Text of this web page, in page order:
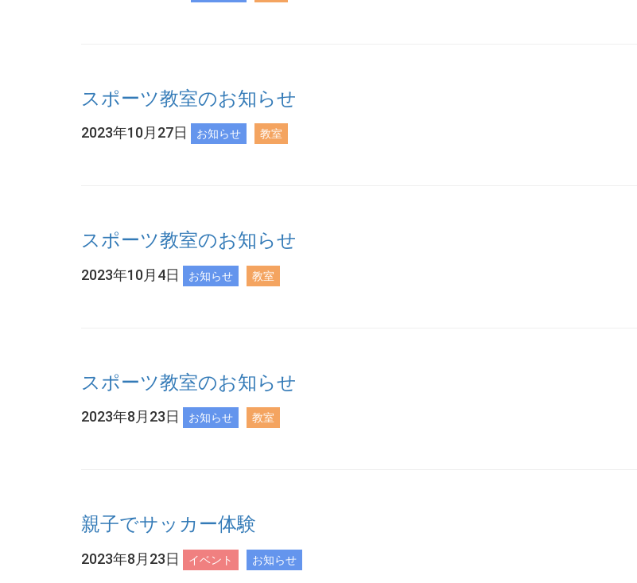
スポーツ教室のお知らせ
2023年10月27日 お知らせ 教室
スポーツ教室のお知らせ
2023年10月4日 お知らせ 教室
スポーツ教室のお知らせ
2023年8月23日 お知らせ 教室
親子でサッカー体験
2023年8月23日 イベント お知らせ